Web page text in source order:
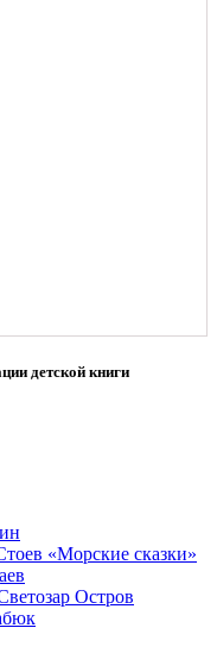
детской книги
«Морские сказки»
Остров